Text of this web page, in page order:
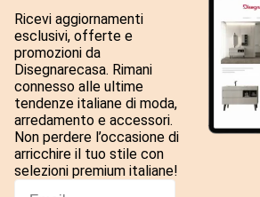
Ricevi aggiornamenti
esclusivi, offerte e
promozioni da
Disegnarecasa. Rimani
connesso alle ultime
tendenze italiane di moda,
arredamento e accessori.
Non perdere l’occasione di
arricchire il tuo stile con
selezioni premium italiane!